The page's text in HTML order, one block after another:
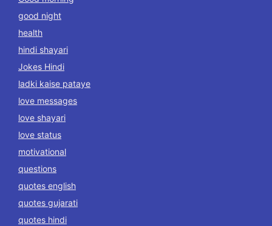
good night
health
hindi shayari
Jokes Hindi
ladki kaise pataye
love messages
love shayari
love status
motivational
questions
quotes english
quotes gujarati
quotes hindi